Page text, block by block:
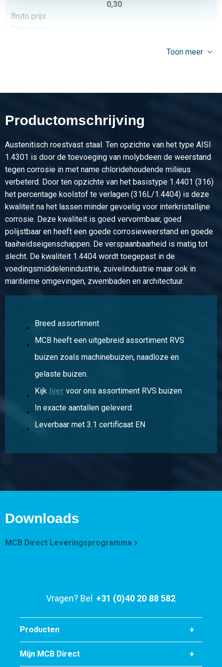
0,30
Bruto prijs
Selecteer
Bruto prijs
Artikelnummer
2440-0828-1
Omschrijving
Y-Strainer F/F PN 40 BSP 316 1In x 115.00
Stuks gewicht in kg
0,96
Bruto prijs
Selecteer
Toon meer
Productomschrijving
Austenitisch roestvast staal. Ten opzichte van het type AISI
1.4301 is door de toevoeging van molybdeen de weerstand
tegen corrosie in met name chloridehoudende milieus
verbeterd. Door ten opzichte van het basistype 1.4401 (316)
het percentage koolstof te verlagen (316L/1.4404) is deze
kwaliteit na het lassen minder gevoelig voor interkristallijne
corrosie. Deze kwaliteit is goed vervormbaar, goed
polijstbaar en heeft een goede corrosieweerstand en goede
taaiheidseigenschappen. De verspaanbaarheid is matig tot
slecht. De kwaliteit 1.4404 wordt toegepast in de
voedingsmiddelenindustrie, zuivelindustrie maar ook in
maritieme omgevingen, zwembaden en architectuur.
Breed assortiment
MCB heeft een uitgebreid assortiment RVS
buizen zoals machinebuizen, naadloze en
gelaste buizen.
Kijk hier voor ons assortiment RVS buizen
In exacte aantallen geleverd
Leverbaar met 3.1 certificaat EN
Downloads
MCB Direct Leveringsprogramma
Vragen? Bel +31 (0)40 20 88 582
Producten
Mijn MCB Direct